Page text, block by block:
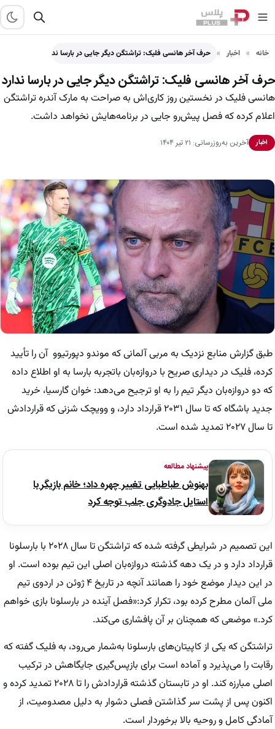
خانه اخبار حرف آخر هانسی فلیک: تراشتگن دیگر جایی در بارسا ندارد
حرف آخر هانسی فلیک: تراشتگن دیگر جایی در بارسا ندارد
هانسی فلیک در نخستین روز کاری‌اش به صراحت به مارک آندره تراشتگن
اعلام کرده که فصل پیش‌رو جایی در برنامه‌هایش نخواهد داشت.
اخبار آخرین به‌روزرسانی: ۲۱ تیر ۱۴۰۴
طبق گزارش منابع نزدیک به مربی آلمانی که موندو دپورتیوو آن را تأیید
کرده، فلیک در دیداری صریح با دروازه‌بان باتجربه بارسا به او اطلاع داده
که دو دروازه‌بان دیگر تیم را به او ترجیح می‌دهد: خوان گارسیا، خرید
جدید باشگاه که تا سال ۲۰۳۱ قرارداد دارد، و وویچک شزنی که قراردادش
تا سال ۲۰۲۷ تمدید شده است.
پیشنهاد مطالعه
بهنوش طباطبایی تغییر چهره داد؛ خانم بازیگر با
استایل جادوگری جلب توجه کرد
این تصمیم در شرایطی گرفته شده که تراشتگن تا سال ۲۰۲۸ با بارسلونا
قرارداد دارد و در یک دهه گذشته دروازه‌بان اصلی این تیم بوده است. او
در این دیدار موضع خود را همانند آنچه در تاریخ ۴ ژوئن در اردوی تیم
ملی آلمان مطرح کرده بود، تکرار کرد:«فصل آینده در بارسلونا بازی خواهم
کرد.» موضعی که همچنان بر آن پافشاری می‌کند.
تراشتگن که یکی از کاپیتان‌های بارسلونا به‌شمار می‌رود، به فلیک گفته که
رقابت را می‌پذیرد و آماده است برای بازپس‌گیری جایگاهش در ترکیب
اصلی مبارزه کند. او در تابستان گذشته قراردادش را تا ۲۰۲۸ تمدید کرده و
اکنون پس از پشت سر گذاشتن فصلی دشوار به دلیل مصدومیت، از
آمادگی کامل و روحیه بالا برخوردار است.